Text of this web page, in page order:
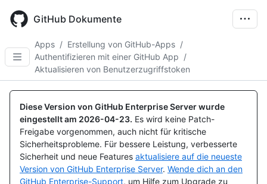
main
GitHub Dokumente
Apps / Erstellung von GitHub-Apps /
Authentifizieren mit einer GitHub App /
Aktualisieren von Benutzerzugriffstoken
Diese Version von GitHub Enterprise Server wurde
eingestellt am 2026-04-23. Es wird keine Patch-
Freigabe vorgenommen, auch nicht für kritische
Sicherheitsprobleme. Für bessere Leistung, verbesserte
Sicherheit und neue Features aktualisiere auf die neueste
Version von GitHub Enterprise Server. Wende dich an den
GitHub Enterprise-Support, um Hilfe zum Upgrade zu